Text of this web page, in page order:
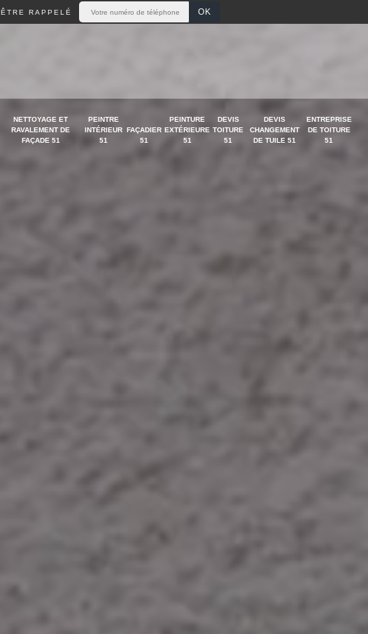
ÊTRE RAPPELÉ
NETTOYAGE ET
RAVALEMENT DE
FAÇADE 51
PEINTRE
INTÉRIEUR
51
FAÇADIER
51
PEINTURE
EXTÉRIEURE
51
DEVIS
TOITURE
51
DEVIS
CHANGEMENT
DE TUILE 51
ENTREPRISE
DE TOITURE
51